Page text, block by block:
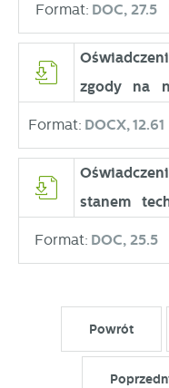
Format: DOC, 27.5
zgody na
Format: DOCX,
stanem
Format: DOC, 25.5
Powrót